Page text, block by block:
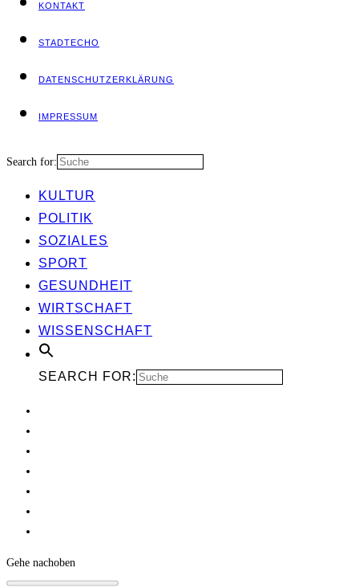
KON­TAKT
STADT­ECHO
DATEN­SCHUTZ­ER­KLÄ­RUNG
IMPRES­SUM
Search for:
KUL­TUR
POLI­TIK
SOZIA­LES
SPORT
GESUND­HEIT
WIRT­SCHAFT
WIS­SEN­SCHAFT
SEARCH FOR:
Gehe nachoben